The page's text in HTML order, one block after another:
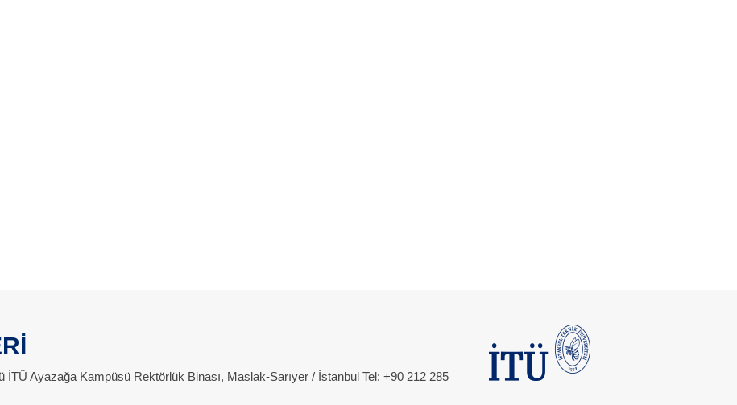
Ayazağa Kampüsü Rektörlük Binası, Maslak-Sarıyer / İstanbul Tel: +90 212 285